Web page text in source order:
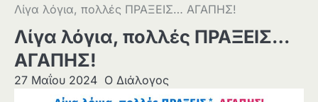
Λίγα λόγια, πολλές ΠΡΑΞΕΙΣ… ΑΓΑΠΗΣ!
Λίγα λόγια, πολλές ΠΡΑΞΕΙΣ…
ΑΓΑΠΗΣ!
27 Μαΐου 2024 Ο Διάλογος